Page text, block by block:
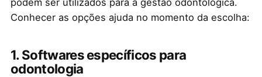
podem ser utilizados para a gestão odontológica.
Conhecer as opções ajuda no momento da escolha:
1. Softwares específicos para
odontologia